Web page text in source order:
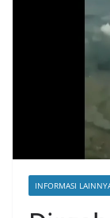
INFORMASI